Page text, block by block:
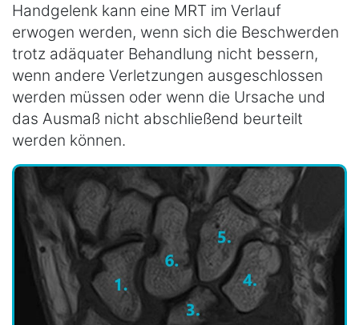
Handgelenk kann eine MRT im Verlauf
erwogen werden, wenn sich die Beschwerden
trotz adäquater Behandlung nicht bessern,
wenn andere Verletzungen ausgeschlossen
werden müssen oder wenn die Ursache und
das Ausmaß nicht abschließend beurteilt
werden können.